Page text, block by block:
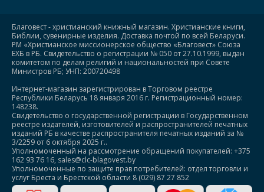
Благовест - христианский книжный магазин. Христианские книги,
Библии, сувенирные изделия. Доставка почтой по всей Беларуси.
РМ «Христианское миссионерское общество «Благовест» Союза
ЕХБ в РБ. Свидетельство о регистрации № 050 от 27.10.1999, выдан
комитетом по делам религий и национальностей при Совете
Министров РБ; УНП: 200720498
Интернет-магазин зарегистрирован в Торговом реестре
Республики Беларусь 18 января 2016 г. Регистрационный номер:
148238.
Свидетельство о государственной регистрации в Государственном
реестре издателей, изготовителей и распространителей печатных
изданий РБ в качестве распространителя печатных изданий за №
3/2259 от 6 октября 2025 г..
Уполномоченный на рассмотрение обращений покупателей: +375
162 93 76 16, sales@clc-blagovest.by
Уполномоченные по защите прав потребителей: отдел торговли и
услуг Бреста и Брестской области 8 (029) 87 27 852